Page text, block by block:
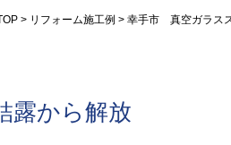
> リフォーム施工例 > 幸手市 真空ガラス
露から解放